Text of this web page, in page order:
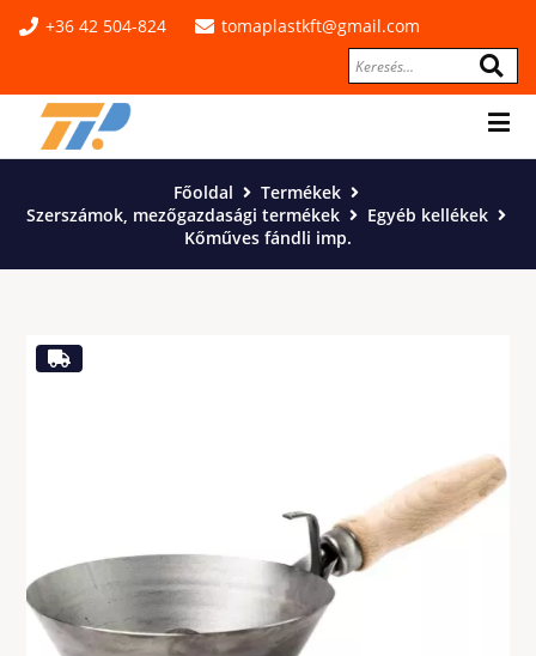
+36 42 504-824 tomaplastkft@gmail.com
Főoldal
Termékek
Szerszámok, mezőgazdasági termékek
Egyéb kellékek
Kőműves fándli imp.